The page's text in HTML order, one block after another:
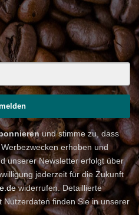
und stimme zu, dass
erhoben und
unserer Newsletter erfolgt über
jederzeit für die Zukunft
widerrufen. Detaillierte
finden Sie in unserer